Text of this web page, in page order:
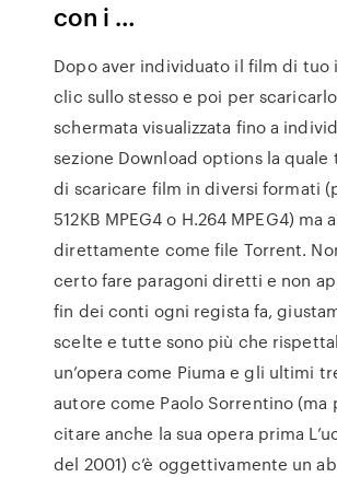
con i …
Dopo aver individuato il film di tuo
clic sullo stesso e poi per
schermata visualizzata fino a
sezione Download options la
di scaricare film in diversi formati
512KB MPEG4 o H.264 MPEG4) ma
direttamente come file Torrent.
certo fare paragoni diretti e non
fin dei conti ogni regista fa,
scelte e tutte sono più che
un’opera come Piuma e gli ultimi
autore come Paolo Sorrentino (ma
citare anche la sua opera prima
del 2001) c’è oggettivamente un